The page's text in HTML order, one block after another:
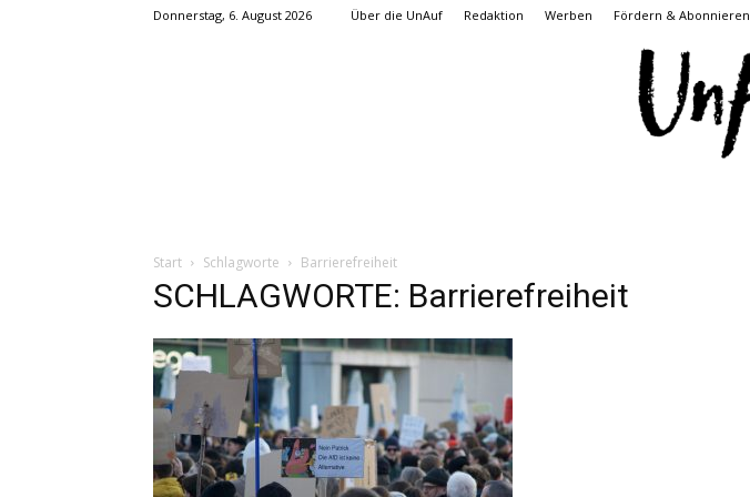
Donnerstag, 6. August 2026 Über die UnAuf Redaktion Werben Fördern & Abonnieren
Start Schlagworte Barrierefreiheit
SCHLAGWORTE: Barrierefreiheit